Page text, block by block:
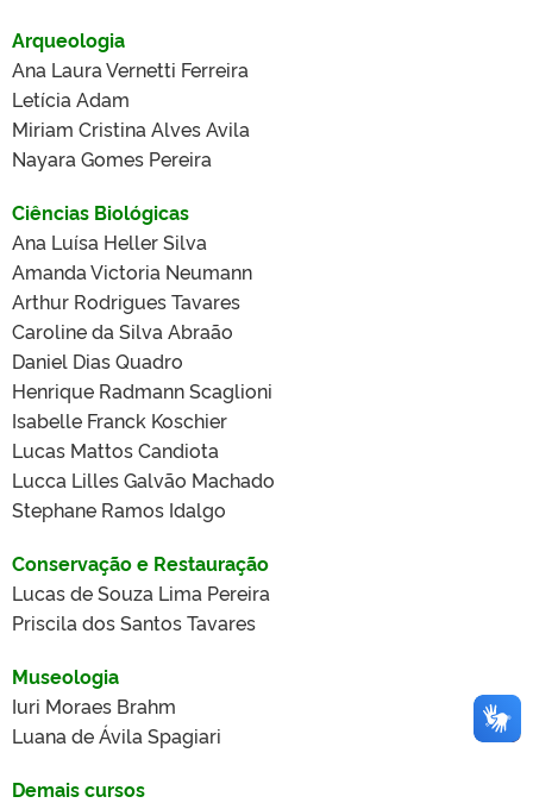
Arqueologia
Ana Laura Vernetti Ferreira
Letícia Adam
Miriam Cristina Alves Avila
Nayara Gomes Pereira
Ciências Biológicas
Ana Luísa Heller Silva
Amanda Victoria Neumann
Arthur Rodrigues Tavares
Caroline da Silva Abraão
Daniel Dias Quadro
Henrique Radmann Scaglioni
Isabelle Franck Koschier
Lucas Mattos Candiota
Lucca Lilles Galvão Machado
Stephane Ramos Idalgo
Conservação e Restauração
Lucas de Souza Lima Pereira
Priscila dos Santos Tavares
Museologia
Iuri Moraes Brahm
Luana de Ávila Spagiari
Demais cursos